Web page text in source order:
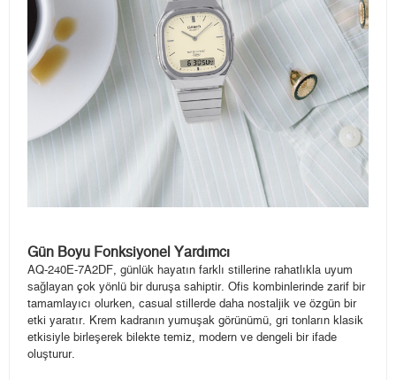
Gün Boyu Fonksiyonel Yardımcı
AQ-240E-7A2DF, günlük hayatın farklı stillerine rahatlıkla uyum
sağlayan çok yönlü bir duruşa sahiptir. Ofis kombinlerinde zarif bir
tamamlayıcı olurken, casual stillerde daha nostaljik ve özgün bir
etki yaratır. Krem kadranın yumuşak görünümü, gri tonların klasik
etkisiyle birleşerek bilekte temiz, modern ve dengeli bir ifade
oluşturur.